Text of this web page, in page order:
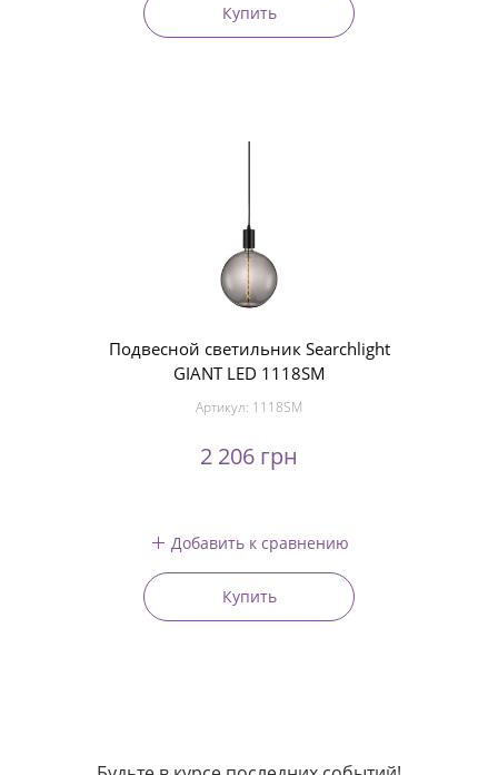
Купить
Подвесной светильник Searchlight
GIANT LED 1118SM
Артикул: 1118SM
2 206 грн
Добавить к сравнению
Купить